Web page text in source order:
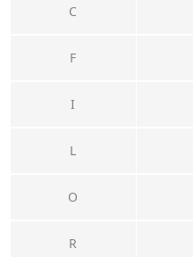
C
F
I
L
O
R